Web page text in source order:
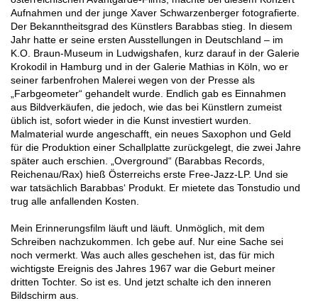
Aufnahmen und der junge Xaver Schwarzenberger fotografierte.
Der Bekanntheitsgrad des Künstlers Barabbas stieg. In diesem
Jahr hatte er seine ersten Ausstellungen in Deutschland – im
K.O. Braun-Museum in Ludwigshafen, kurz darauf in der Galerie
Krokodil in Hamburg und in der Galerie Mathias in Köln, wo er
seiner farbenfrohen Malerei wegen von der Presse als
„Farbgeometer“ gehandelt wurde. Endlich gab es Einnahmen
aus Bildverkäufen, die jedoch, wie das bei Künstlern zumeist
üblich ist, sofort wieder in die Kunst investiert wurden.
Malmaterial wurde angeschafft, ein neues Saxophon und Geld
für die Produktion einer Schallplatte zurückgelegt, die zwei Jahre
später auch erschien. „Overground“ (Barabbas Records,
Reichenau/Rax) hieß Österreichs erste Free-Jazz-LP. Und sie
war tatsächlich Barabbas‘ Produkt. Er mietete das Tonstudio und
trug alle anfallenden Kosten.
Mein Erinnerungsfilm läuft und läuft. Unmöglich, mit dem
Schreiben nachzukommen. Ich gebe auf. Nur eine Sache sei
noch vermerkt. Was auch alles geschehen ist, das für mich
wichtigste Ereignis des Jahres 1967 war die Geburt meiner
dritten Tochter. So ist es. Und jetzt schalte ich den inneren
Bildschirm aus.